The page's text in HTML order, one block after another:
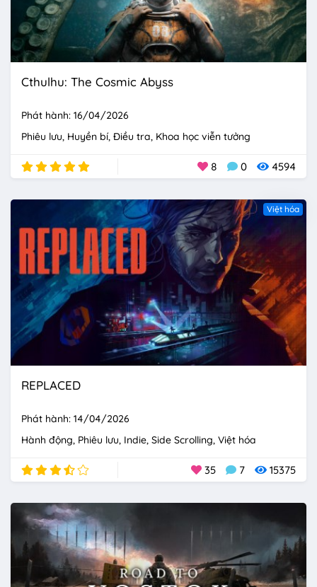
Cthulhu: The Cosmic Abyss
Phát hành: 16/04/2026
Phiêu lưu Huyền bí Điều tra Khoa học viễn tưởng
8 0 4594
Việt hóa
REPLACED
Phát hành: 14/04/2026
Hành động Phiêu lưu Indie Side Scrolling Việt hóa
35 7 15375